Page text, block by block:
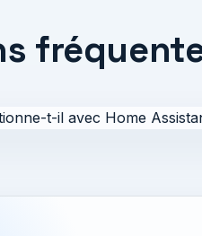
t-il avec Home